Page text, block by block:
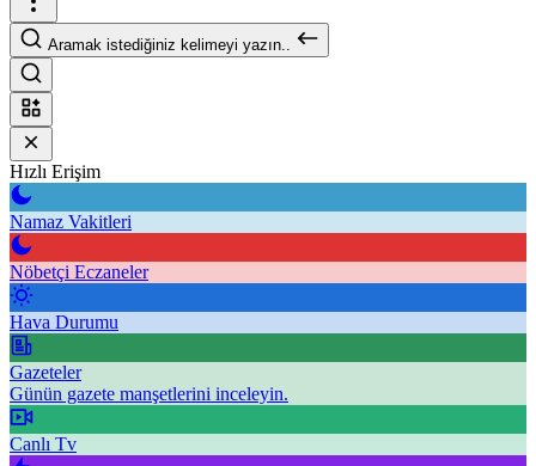
Aramak istediğiniz kelimeyi yazın..
Hızlı Erişim
Namaz Vakitleri
Nöbetçi Eczaneler
Hava Durumu
Gazeteler
Günün gazete manşetlerini inceleyin.
Canlı Tv